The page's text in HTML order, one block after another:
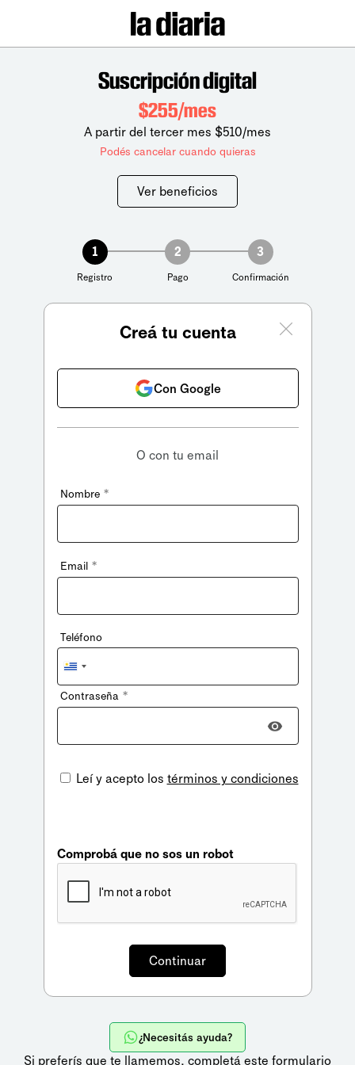
Suscripción digital
$255/mes
A partir del tercer mes $510/mes
Podés cancelar cuando quieras
Ver beneficios
1
Registro
2
Pago
3
Confirmación
Creá tu cuenta
Con Google
O con tu email
Nombre *
Email *
Teléfono
Uruguay
+598
Contraseña *
Leí y acepto los términos y condiciones
Comprobá que no sos un robot
¿Necesitás ayuda?
Si preferís que te llamemos, completá este formulario